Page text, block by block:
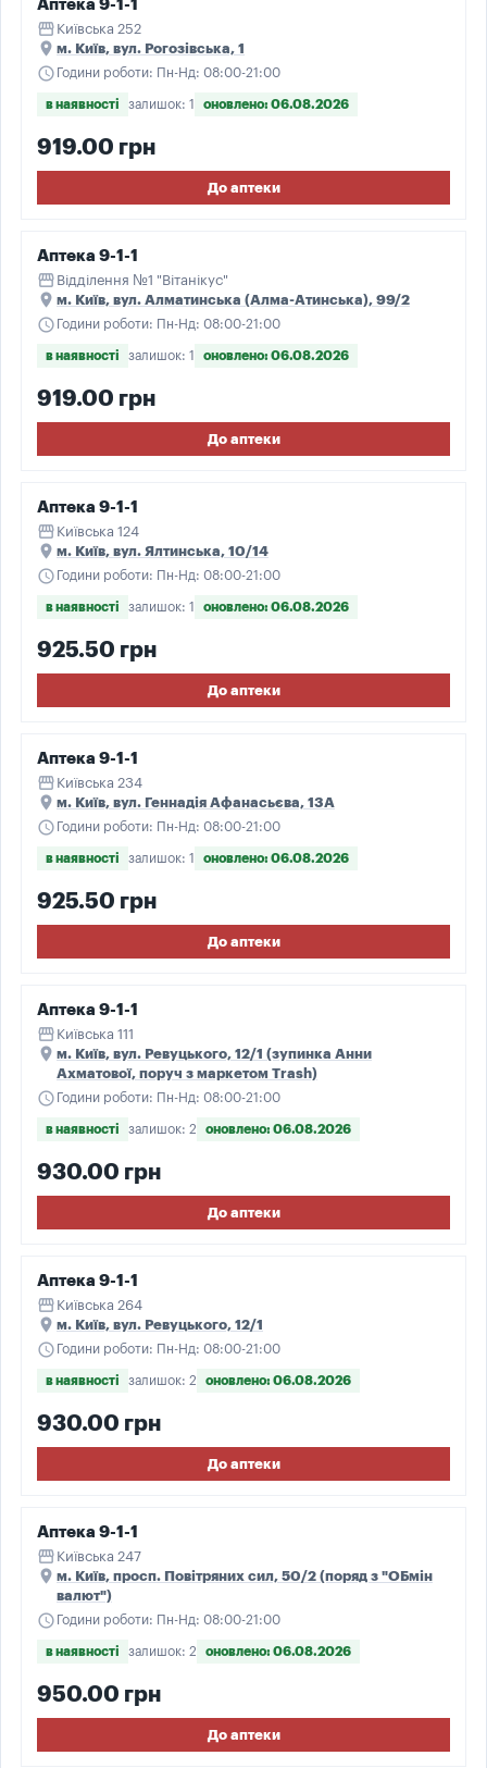
Аптека 9-1-1
storefront Київська 252
place м. Київ, вул. Рогозівська, 1
schedule Години роботи: Пн-Нд: 08:00-21:00
в наявності залишок: 1 оновлено: 06.08.2026
919.00 грн
До аптеки
Аптека 9-1-1
storefront Відділення №1 "Вітанікус"
place м. Київ, вул. Алматинська (Алма-Атинська), 99/2
schedule Години роботи: Пн-Нд: 08:00-21:00
в наявності залишок: 1 оновлено: 06.08.2026
919.00 грн
До аптеки
Аптека 9-1-1
storefront Київська 124
place м. Київ, вул. Ялтинська, 10/14
schedule Години роботи: Пн-Нд: 08:00-21:00
в наявності залишок: 1 оновлено: 06.08.2026
925.50 грн
До аптеки
Аптека 9-1-1
storefront Київська 234
place м. Київ, вул. Геннадія Афанасьєва, 13А
schedule Години роботи: Пн-Нд: 08:00-21:00
в наявності залишок: 1 оновлено: 06.08.2026
925.50 грн
До аптеки
Аптека 9-1-1
storefront Київська 111
place м. Київ, вул. Ревуцького, 12/1 (зупинка Анни
Ахматової, поруч з маркетом Trash)
schedule Години роботи: Пн-Нд: 08:00-21:00
в наявності залишок: 2 оновлено: 06.08.2026
930.00 грн
До аптеки
Аптека 9-1-1
storefront Київська 264
place м. Київ, вул. Ревуцького, 12/1
schedule Години роботи: Пн-Нд: 08:00-21:00
в наявності залишок: 2 оновлено: 06.08.2026
930.00 грн
До аптеки
Аптека 9-1-1
storefront Київська 247
place м. Київ, просп. Повітряних сил, 50/2 (поряд з "ОБмін
валют")
schedule Години роботи: Пн-Нд: 08:00-21:00
в наявності залишок: 2 оновлено: 06.08.2026
950.00 грн
До аптеки